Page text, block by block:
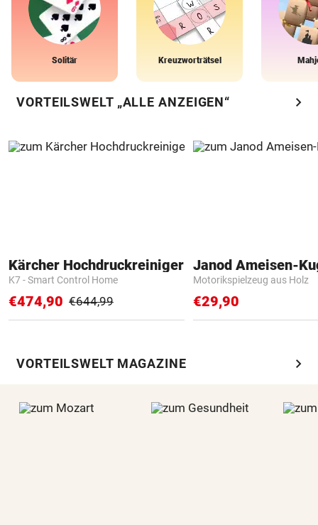
Solitär Kreuzworträtsel
VORTEILSWELT „ALLE ANZEIGEN“ chevron_right
Kärcher Hochdruckreiniger
K7 - Smart Control Home
€474,90 €644,99
Janod Ameisen-
Motorikspielzeug aus Holz
€29,90
VORTEILSWELT MAGAZINE chevron_right